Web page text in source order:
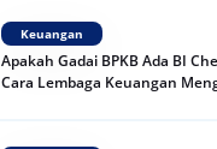
Keuangan
Apakah Gadai BPKB Ada BI
Cara Lembaga Keuangan